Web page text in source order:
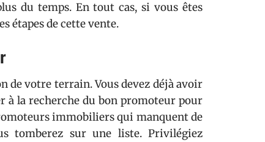
du temps. En tout cas, si vous êtes
étapes de cette vente.
de votre terrain. Vous devez déjà avoir
à la recherche du bon promoteur pour
immobiliers qui manquent de
tomberez sur une liste. Privilégiez